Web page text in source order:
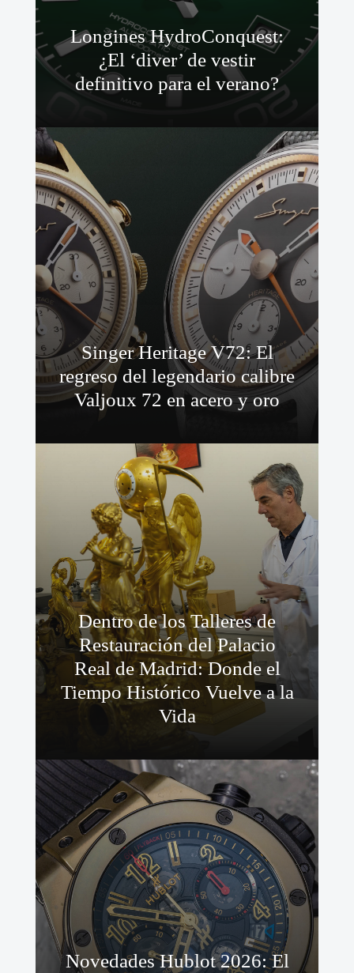
Longines HydroConquest:
¿El ‘diver’ de vestir
definitivo para el verano?
Singer Heritage V72: El
regreso del legendario calibre
Valjoux 72 en acero y oro
Dentro de los Talleres de
Restauración del Palacio
Real de Madrid: Donde el
Tiempo Histórico Vuelve a la
Vida
Novedades Hublot 2026: El